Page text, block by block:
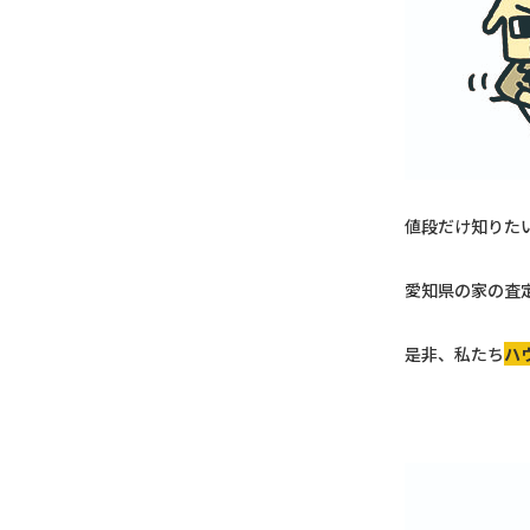
値段だけ知りた
愛知県の家の査
是非、私たちハ